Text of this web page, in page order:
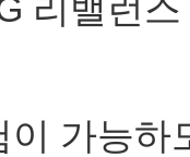
리밸런
이 가능